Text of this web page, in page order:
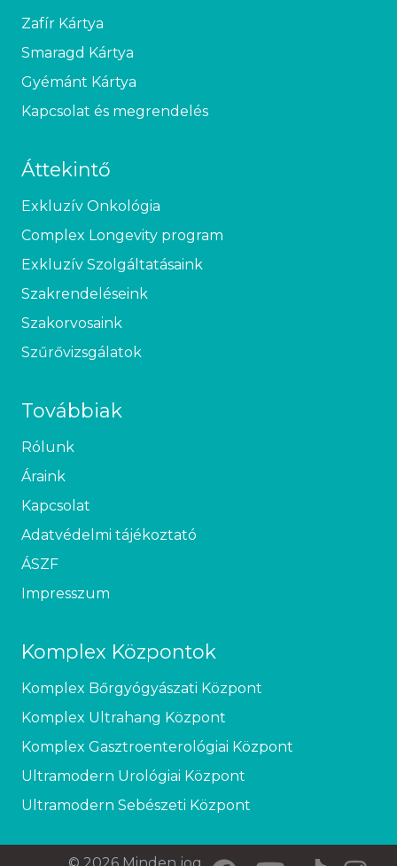
Zafír Kártya
Smaragd Kártya
Gyémánt Kártya
Kapcsolat és megrendelés
Áttekintő
Exkluzív Onkológia
Complex Longevity program
Exkluzív Szolgáltatásaink
Szakrendeléseink
Szakorvosaink
Szűrővizsgálatok
Továbbiak
Rólunk
Áraink
Kapcsolat
Adatvédelmi tájékoztató
ÁSZF
Impresszum
Komplex Központok
Komplex Bőrgyógyászati Központ
Komplex Ultrahang Központ
Komplex Gasztroenterológiai Központ
Ultramodern Urológiai Központ
Ultramodern Sebészeti Központ